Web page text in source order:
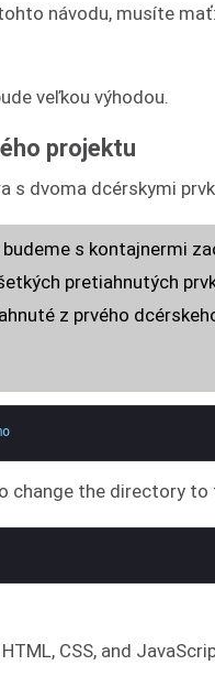
návodu, musíte
veľkou výhodou.
projektu
s dvoma dcérskymi
s kontajnermi
pretiahnutých
z prvého
change the directory
CSS, and